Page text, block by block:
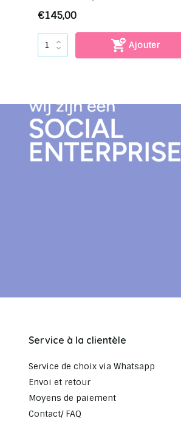
€145,00
Ajouter
Service à la clientèle
Service de choix via Whatsapp
Envoi et retour
Moyens de paiement
Contact/ FAQ